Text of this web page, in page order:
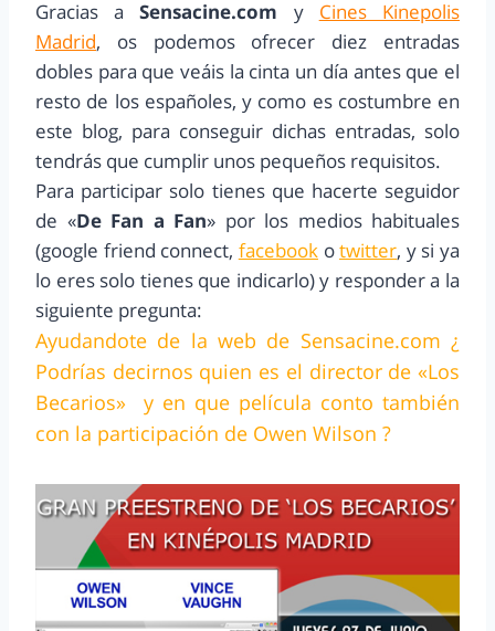
Gracias aSensacine.com y Cines Kinepolis
Madrid, os podemos ofrecer diez entradas
dobles para que veáis la cinta un día antes que el
resto de los españoles, y como es costumbre en
este blog, para conseguir dichas entradas, solo
tendrás que cumplir unos pequeños requisitos.
Para participar solo tienes que hacerte seguidor
de «De Fan a Fan» por los medios habituales
(google friend connect, facebookotwitter, y si ya
lo eres solo tienes que indicarlo) y responder a la
siguiente pregunta:
Ayudandote de la web de Sensacine.com ¿
Podrías decirnos quien es el director de «Los
Becarios» y en que película conto también
con la participación de Owen Wilson ?